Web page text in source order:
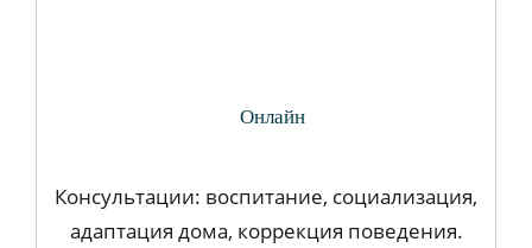
Онлайн
Консультации: воспитание, социализация,
адаптация дома, коррекция поведения.